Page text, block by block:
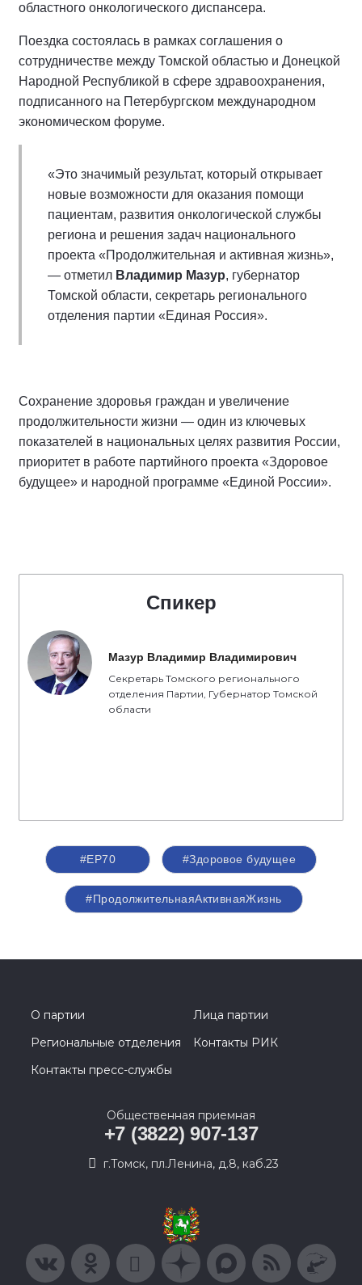
областного онкологического диспансера.
Поездка состоялась в рамках соглашения о
сотрудничестве между Томской областью и Донецкой
Народной Республикой в сфере здравоохранения,
подписанного на Петербургском международном
экономическом форуме.
«Это значимый результат, который открывает
новые возможности для оказания помощи
пациентам, развития онкологической службы
региона и решения задач национального
проекта «Продолжительная и активная жизнь»,
— отметил Владимир Мазур, губернатор
Томской области, секретарь регионального
отделения партии «Единая Россия».
Сохранение здоровья граждан и увеличение
продолжительности жизни — один из ключевых
показателей в национальных целях развития России,
приоритет в работе партийного проекта «Здоровое
будущее» и народной программе «Единой России».
Спикер
Мазур Владимир Владимирович
Секретарь Томского регионального
отделения Партии, Губернатор Томской
области
#ЕР70 #Здоровое будущее
#ПродолжительнаяАктивнаяЖизнь
О партии
Лица партии
Региональные отделения
Контакты РИК
Контакты пресс-службы
Общественная приемная
+7 (3822) 907-137
г.Томск, пл.Ленина, д.8, каб.23